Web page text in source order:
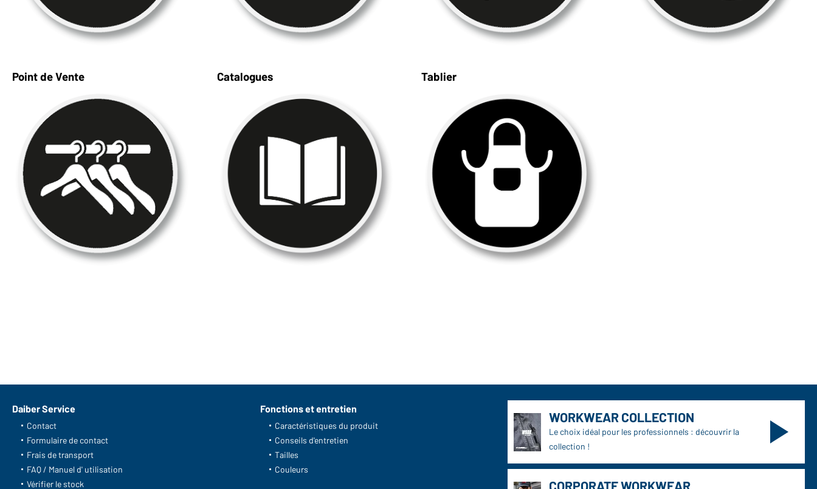
Point de Vente Catalogues Tablier
Daiber Service
Contact
Formulaire de contact
Frais de transport
FAQ / Manuel d' utilisation
Vérifier le stock
Fonctions et entretien
Caractéristiques du produit
Conseils d'entretien
Tailles
Couleurs
WORKWEAR COLLECTION
Le choix idéal pour les professionnels : découvrir la
collection !
CORPORATE WORKWEAR